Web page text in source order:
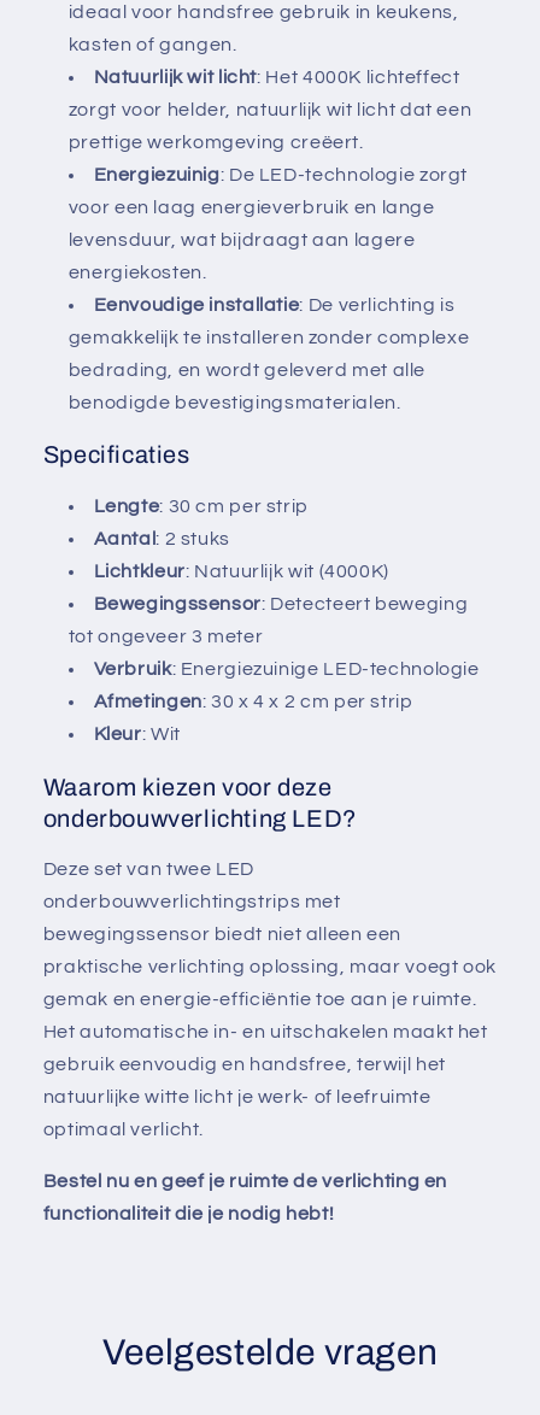
ideaal voor handsfree gebruik in keukens,
kasten of gangen.
Natuurlijk wit licht: Het 4000K lichteffect
zorgt voor helder, natuurlijk wit licht dat een
prettige werkomgeving creëert.
Energiezuinig: De LED-technologie zorgt
voor een laag energieverbruik en lange
levensduur, wat bijdraagt aan lagere
energiekosten.
Eenvoudige installatie: De verlichting is
gemakkelijk te installeren zonder complexe
bedrading, en wordt geleverd met alle
benodigde bevestigingsmaterialen.
Specificaties
Lengte: 30 cm per strip
Aantal: 2 stuks
Lichtkleur: Natuurlijk wit (4000K)
Bewegingssensor: Detecteert beweging
tot ongeveer 3 meter
Verbruik: Energiezuinige LED-technologie
Afmetingen: 30 x 4 x 2 cm per strip
Kleur: Wit
Waarom kiezen voor deze
onderbouwverlichting LED?
Deze set van twee LED
onderbouwverlichtingstrips met
bewegingssensor biedt niet alleen een
praktische verlichting oplossing, maar voegt ook
gemak en energie-efficiëntie toe aan je ruimte.
Het automatische in- en uitschakelen maakt het
gebruik eenvoudig en handsfree, terwijl het
natuurlijke witte licht je werk- of leefruimte
optimaal verlicht.
Bestel nu en geef je ruimte de verlichting en
functionaliteit die je nodig hebt!
Veelgestelde vragen